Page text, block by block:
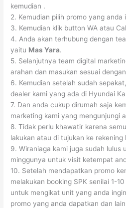
kemudian .
2. Kemudian pilih promo yang anda
3. Kemudian klik button WA atau
4. Anda akan terhubung dengan
yaitu Mas Yara.
5. Selanjutnya team digital
arahan dan masukan sesuai
6. Kemudian setelah sudah
dealer kami yang ada di Hyundai
7. Dan anda cukup dirumah saja
marketing kami yang mengunjungi
8. Tidak perlu khawatir karena
lakukan atau di tujukan ke rekening
9. Wiraniaga kami juga sudah lulus
minggunya untuk visit ketempat
10. Setelah mendapatkan promo
melakukan booking SPK senilai 1-
untuk mengikat unit yang anda
promo yang anda dapatkan dan